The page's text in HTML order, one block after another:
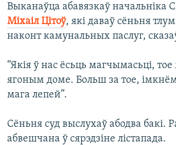
Выканаўца абавязкаў начальніка
Міхаіл Цітоў, які даваў сёньня
наконт камунальных паслуг,
“Якія ў нас ёсьць магчымасьці,
ягоным доме. Больш за тое,
мага лепей”.
Сёньня суд выслухаў абодва бакі.
абвешчана ў сярэдзіне лістапада.